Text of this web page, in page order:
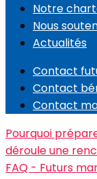
Notre
Nous
Actualités
Contact
Contact
Contact
Pourquoi
déroule une
FAQ - Futurs